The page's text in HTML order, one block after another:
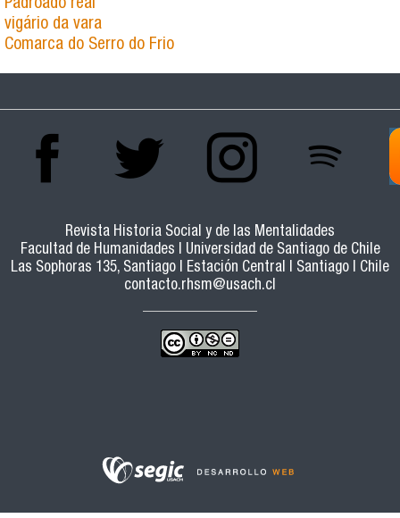
Padroado real
vigário da vara
Comarca do Serro do Frio
Revista Historia Social y de las Mentalidades
Facultad de Humanidades | Universidad de Santiago de Chile
Las Sophoras 135, Santiago | Estación Central | Santiago | Chile
contacto.rhsm@usach.cl